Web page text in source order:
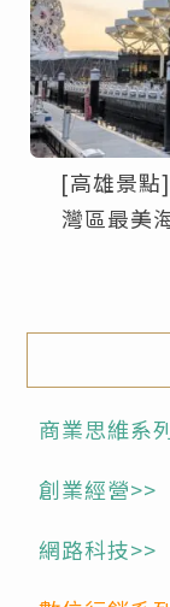
[高雄景點
灣區最美
商業思維系
創業經營>>
網路科技>>